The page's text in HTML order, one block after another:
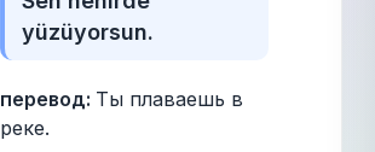
yüzüyorsun.
перевод: Ты плаваешь в
реке.